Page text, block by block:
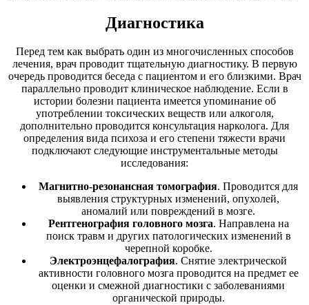
Диагностика
Перед тем как выбрать один из многочисленных способов
лечения, врач проводит тщательную диагностику. В первую
очередь проводится беседа с пациентом и его близкими. Врач
параллельно проводит клиническое наблюдение. Если в
истории болезни пациента имеется упоминание об
употреблении токсических веществ или алкоголя,
дополнительно проводится консультация нарколога. Для
определения вида психоза и его степени тяжести врачи
подключают следующие инструментальные методы
исследования:
Магнитно-резонансная томография. Проводится для
выявления структурных изменений, опухолей,
аномалий или повреждений в мозге.
Рентгенография головного мозга. Направлена на
поиск травм и других патологических изменений в
черепной коробке.
Электроэнцефалография. Снятие электрической
активности головного мозга проводится на предмет ее
оценки и смежной диагностики с заболеваниями
органической природы.